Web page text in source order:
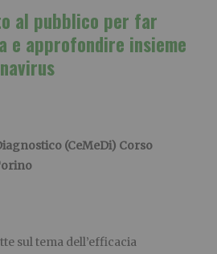
al pubblico per far
e approfondire insieme
(CeMeDi) Corso
sul tema dell’efficacia